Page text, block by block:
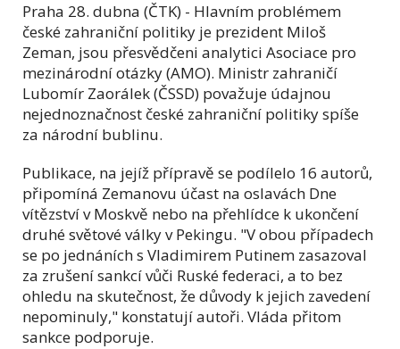
Praha 28. dubna (ČTK) - Hlavním problémem
české zahraniční politiky je prezident Miloš
Zeman, jsou přesvědčeni analytici Asociace pro
mezinárodní otázky (AMO). Ministr zahraničí
Lubomír Zaorálek (ČSSD) považuje údajnou
nejednoznačnost české zahraniční politiky spíše
za národní bublinu.
Publikace, na jejíž přípravě se podílelo 16 autorů,
připomíná Zemanovu účast na oslavách Dne
vítězství v Moskvě nebo na přehlídce k ukončení
druhé světové války v Pekingu. "V obou případech
se po jednáních s Vladimirem Putinem zasazoval
za zrušení sankcí vůči Ruské federaci, a to bez
ohledu na skutečnost, že důvody k jejich zavedení
nepominuly," konstatují autoři. Vláda přitom
sankce podporuje.